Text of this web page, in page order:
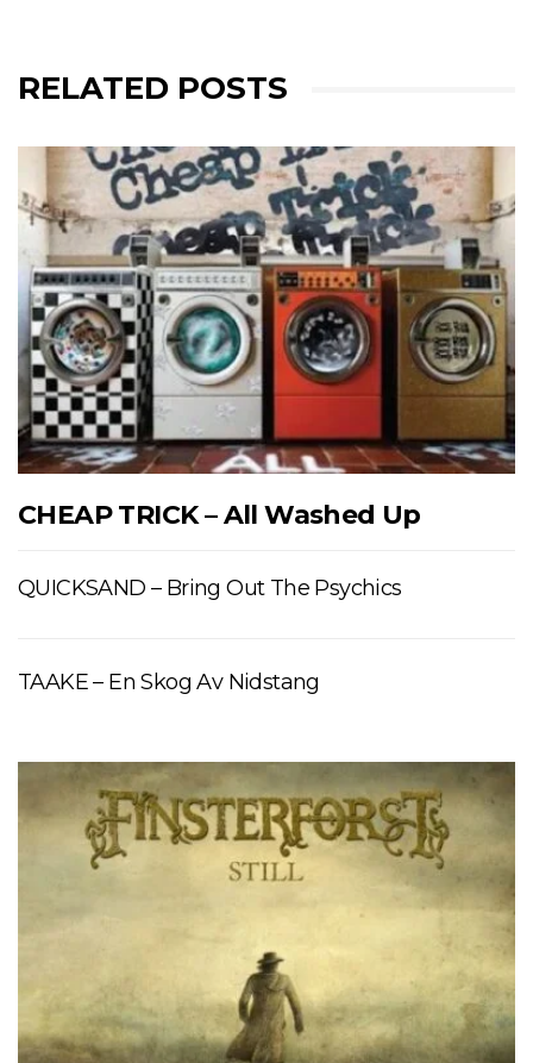
RELATED POSTS
CHEAP TRICK – All Washed Up
QUICKSAND – Bring Out The Psychics
TAAKE – En Skog Av Nidstang